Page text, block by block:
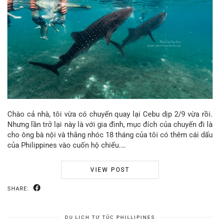
Chào cả nhà, tôi vừa có chuyến quay lại Cebu dịp 2/9 vừa rồi.
Nhưng lần trở lại này là với gia đình, mục đích của chuyến đi là
cho ông bà nội và thằng nhóc 18 tháng của tôi có thêm cái dấu
của Philippines vào cuốn hộ chiếu.…
VIEW POST
SHARE:
DU LỊCH TỰ TÚC PHILLIPINES